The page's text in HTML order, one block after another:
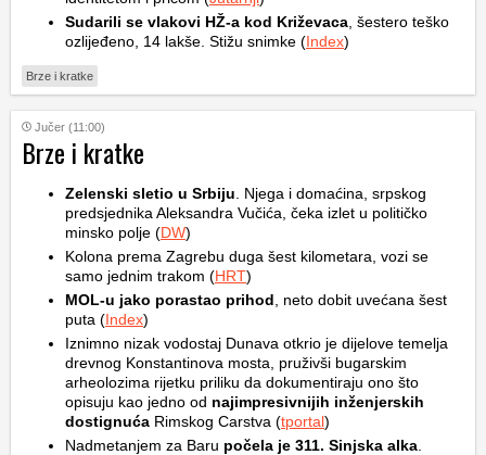
Sudarili se vlakovi HŽ-a kod Križevaca , šestero teško
ozlijeđeno, 14 lakše. Stižu snimke (Index)
Brze i kratke
Jučer (11:00)
Brze i kratke
Zelenski sletio u Srbiju . Njega i domaćina, srpskog
predsjednika Aleksandra Vučića, čeka izlet u političko
minsko polje (DW)
Kolona prema Zagrebu duga šest kilometara, vozi se
samo jednim trakom (HRT)
MOL-u jako porastao prihod , neto dobit uvećana šest
puta (Index)
Iznimno nizak vodostaj Dunava otkrio je dijelove temelja
drevnog Konstantinova mosta, pruživši bugarskim
arheolozima rijetku priliku da dokumentiraju ono što
opisuju kao jedno od najimpresivnijih inženjerskih
dostignuća Rimskog Carstva (tportal)
Nadmetanjem za Baru počela je 311. Sinjska alka